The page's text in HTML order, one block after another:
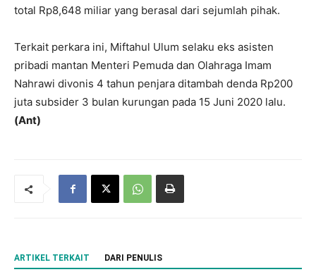
total Rp8,648 miliar yang berasal dari sejumlah pihak.
Terkait perkara ini, Miftahul Ulum selaku eks asisten
pribadi mantan Menteri Pemuda dan Olahraga Imam
Nahrawi divonis 4 tahun penjara ditambah denda Rp200
juta subsider 3 bulan kurungan pada 15 Juni 2020 lalu.
(Ant)
ARTIKEL TERKAIT DARI PENULIS